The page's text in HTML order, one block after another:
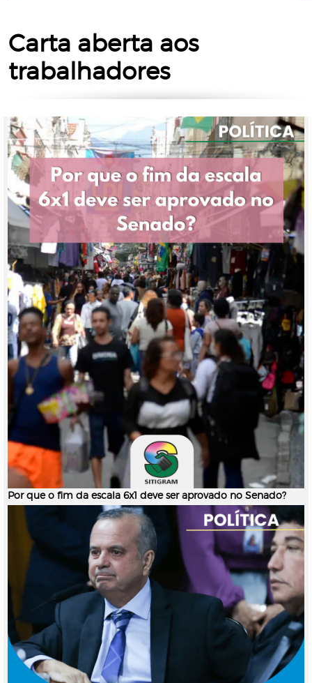
Carta aberta aos
trabalhadores
Por que o fim da escala 6x1 deve ser aprovado no Senado?